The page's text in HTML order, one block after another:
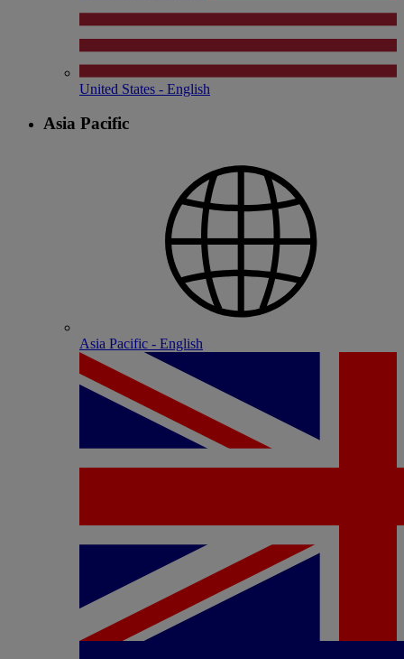
United States - English
Asia Pacific
Asia Pacific - English